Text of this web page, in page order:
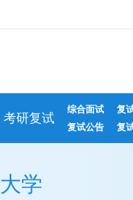
考研复试
综合面试
复
复试公告
复
学